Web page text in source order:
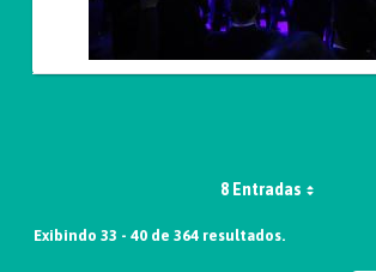
8 Entradas
Exibindo 33 - 40 de 364 resultados.